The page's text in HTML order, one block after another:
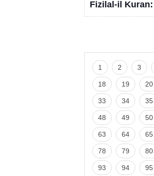
Fizilal-il Kuran:
1 2 3
18 19 20
33 34 35
48 49 50
63 64 65
78 79 80
93 94 95